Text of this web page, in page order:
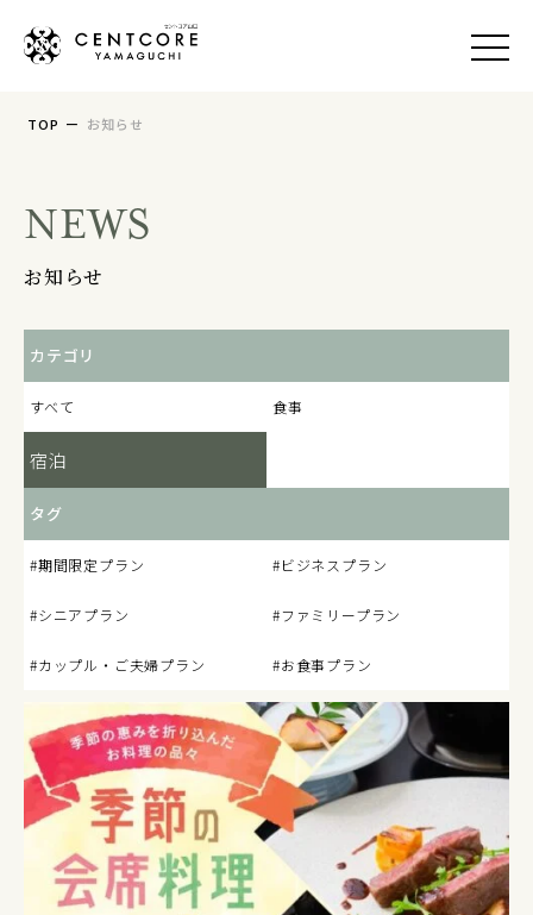
食事
宿泊
宴会/会議
おすすめプラン
アクセス
社会貢献活動
TOP ー お知らせ
NEWS
お知らせ
カテゴリ
すべて 食事
宿泊
タグ
#期間限定プラン #ビジネスプラン
#シニアプラン #ファミリープラン
#カップル・ご夫婦プラン #お食事プラン